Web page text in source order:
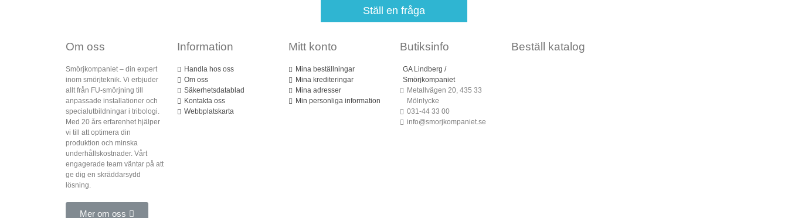
Ställ en fråga
Om oss
Smörjkompaniet – din expert
inom smörjteknik. Vi erbjuder
allt från FU-smörjning till
anpassade installationer och
specialutbildningar i tribologi.
Med 20 års erfarenhet hjälper
vi till att optimera din
produktion och minska
underhållskostnader. Vårt
engagerade team väntar på att
ge dig en skräddarsydd
lösning.
Mer om oss
Information
Handla hos oss
Om oss
Säkerhetsdatablad
Kontakta oss
Webbplatskarta
Mitt konto
Mina beställningar
Mina krediteringar
Mina adresser
Min personliga information
Butiksinfo
GA Lindberg /
Smörjkompaniet
Metallvägen 20, 435 33
Mölnlycke
031-44 33 00
info@smorjkompaniet.se
Beställ katalog